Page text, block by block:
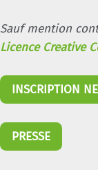
Sauf mention
Licence Creative
INSCRIPTION
PRESSE